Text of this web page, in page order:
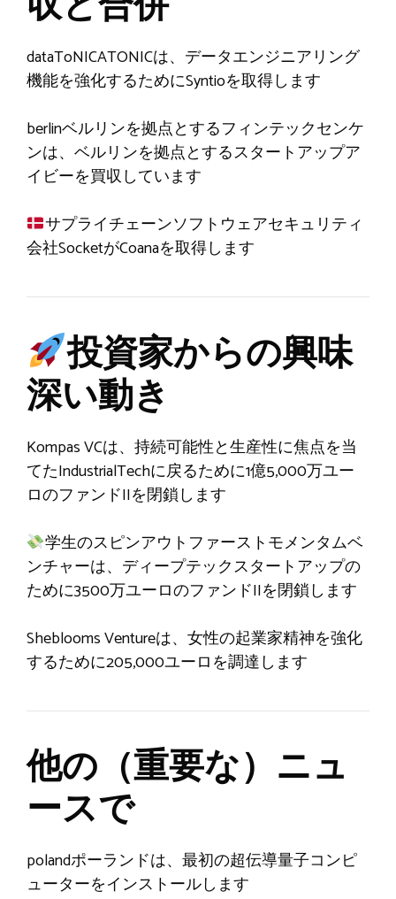
dataToNICATONICは、データエンジニアリング
機能を強化するためにSyntioを取得します
berlinベルリンを拠点とするフィンテックセンケ
ンは、ベルリンを拠点とするスタートアップア
イビーを買収しています
サプライチェーンソフトウェアセキュリティ
会社SocketがCoanaを取得します
投資家からの興味
深い動き
Kompas VCは、持続可能性と生産性に焦点を当
てたIndustrialTechに戻るために1億5,000万ユー
ロのファンドIIを閉鎖します
学生のスピンアウトファーストモメンタムベ
ンチャーは、ディープテックスタートアップの
ために3500万ユーロのファンドIIを閉鎖します
Sheblooms Ventureは、女性の起業家精神を強化
するために205,000ユーロを調達します
他の（重要な）ニュ
ースで
polandポーランドは、最初の超伝導量子コンピ
ューターをインストールします